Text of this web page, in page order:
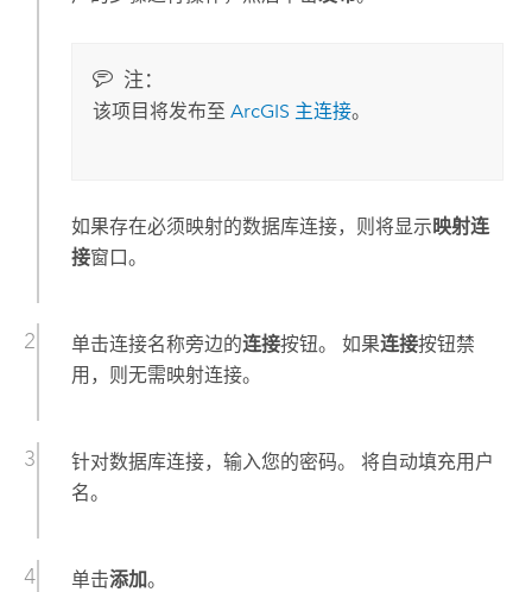
注：
该项目将发布至 ArcGIS 主连接。
如果存在必须映射的数据库连接，则将显示 映射连
接窗口。
单击连接名称旁边的连接按钮。 如果连接按钮禁
用，则无需映射连接。
针对数据库连接，输入您的密码。 将自动填充用户
名。
单击添加。